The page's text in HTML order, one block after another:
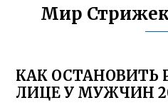
Мир
КАК ОСТАНОВИТЬ
ЛИЦЕ У МУЖЧИН